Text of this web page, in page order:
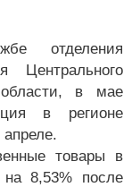
отделения
Центрального
в мае
в регионе
товары в
на 8,53% после